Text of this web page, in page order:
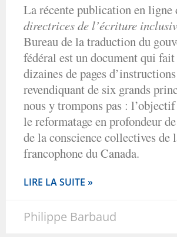
La récente publication en ligne
directrices de l’écriture
Bureau de la traduction du
fédéral est un document qui
dizaines de pages
revendiquant de six grands
nous y trompons pas :
le reformatage en profondeur
de la conscience collectives de
francophone du Canada.
LIRE LA SUITE »
Philippe Barbaud